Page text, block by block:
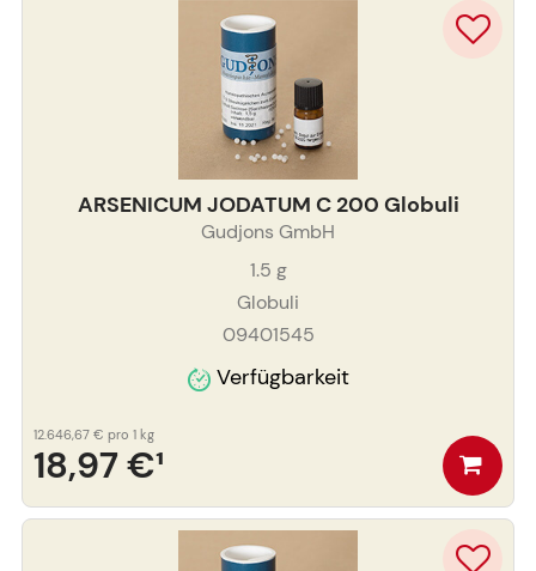
ARSENICUM JODATUM C 200 Globuli
Gudjons GmbH
1.5 g
Globuli
09401545
Verfügbarkeit
18,97 €¹
12.646,67 € pro 1 kg